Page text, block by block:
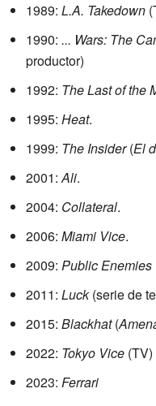
1989: L.A. Takedown
1990: ... Wars: The
productor)
1992: The Last of the
1995: Heat.
1999: The Insider(El
2001:Ali.
2004: Collateral.
2006: Miami Vice.
2009: Public Enemies
2011: Luck(serie de
2015: Blackhat(
2022: Tokyo Vice (TV)
2023: Ferrari